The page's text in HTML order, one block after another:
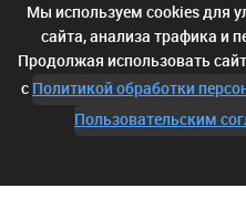
Телефон
8 (495) 662-71-12
8 (925) 249-00-15; 8
05;
Мы используем cookies для
сайта, анализа трафика и
Продолжая использовать
с Политикой обработки
Пользовательским